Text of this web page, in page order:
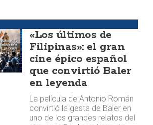
«Los últimos de
Filipinas»: el gran
cine épico español
que convirtió Baler
en leyenda
La película de Antonio Román
convirtió la gesta de Baler en
uno de los grandes relatos del